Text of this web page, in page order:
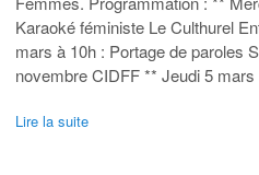
Karaoké féministe Le Culthurel
mars à 10h : Portage de paroles
novembre CIDFF ** Jeudi 5
Lire la suite